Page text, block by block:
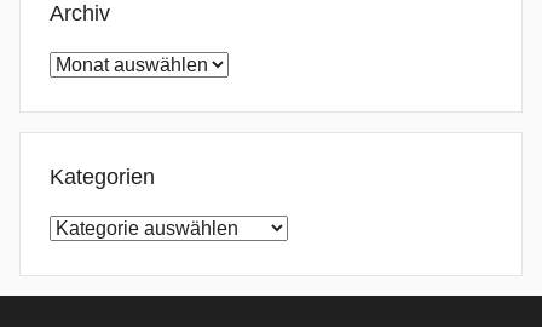
Archiv
Archiv
Kategorien
Kategorien